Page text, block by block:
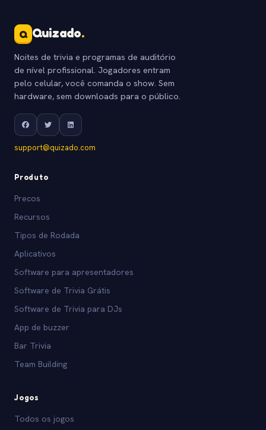
Q Quizado.
Noites de trivia e programas de auditório
de nível profissional. Jogadores entram
pelo celular, você comanda o show. Sem
hardware, sem downloads para o público.
support@quizado.com
Produto
Precos
Recursos
Tipos de Rodada
Aplicativos
Software para apresentadores
Software de Trivia Grátis
Software de Trivia para DJs
App de buzzer
Bar Trivia
Team Building
Jogos
Todos os jogos